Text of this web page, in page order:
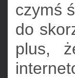
czymś
do
plus,